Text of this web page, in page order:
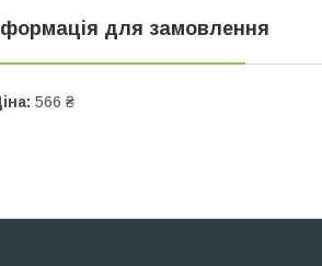
для замовлення
566 ₴